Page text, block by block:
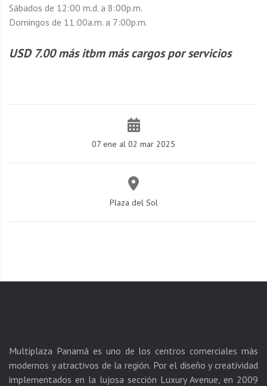
Sábados de 12:00 m.d. a 8:00p.m.
Domingos de 11:00a.m. a 7:00p.m.
USD 7.00 más itbm más cargos por servicios
07 ene al 02 mar 2025
Plaza del Sol
Multiplaza Panamá es uno de los centros comerciales más
modernos y atractivos de la región. Por el diseño y creatividad
implementados en la lujosa sección Luxury Avenue, en 2009